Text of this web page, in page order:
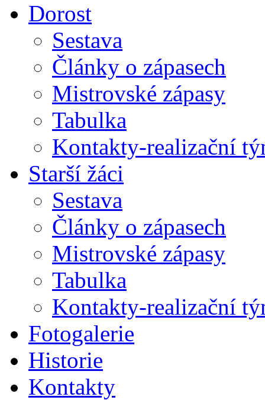
Dorost
Sestava
Články o zápasech
Mistrovské zápasy
Tabulka
Kontakty-realizační
Starší žáci
Sestava
Články o zápasech
Mistrovské zápasy
Tabulka
Kontakty-realizační
Fotogalerie
Historie
Kontakty